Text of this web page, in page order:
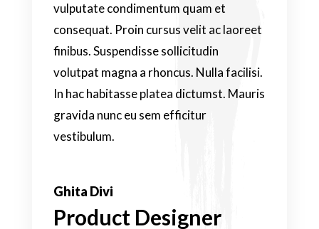
vulputate condimentum quam et
consequat. Proin cursus velit ac laoreet
finibus. Suspendisse sollicitudin
volutpat magna a rhoncus. Nulla facilisi.
In hac habitasse platea dictumst. Mauris
gravida nunc eu sem efficitur
vestibulum.
Ghita Divi
Product Designer